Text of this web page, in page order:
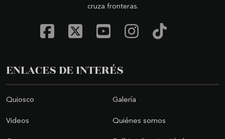
cruza fronteras.
ENLACES DE INTERÉS
Quiosco Galería
Videos Quiénes somos